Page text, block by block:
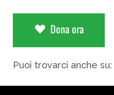
Dona ora
Puoi trovarci anche su: